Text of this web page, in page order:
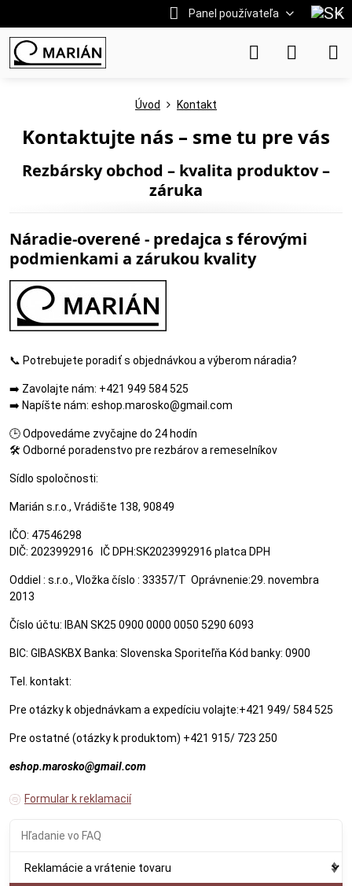
Panel používateľa
Úvod Kontakt
Kontaktujte nás – sme tu pre vás
Rezbársky obchod – kvalita produktov –
záruka
Náradie-overené - predajca s férovými
podmienkami a zárukou kvality
📞 Potrebujete poradiť s objednávkou a výberom náradia?
➡️ Zavolajte nám: +421 949 584 525
➡️ Napíšte nám: eshop.marosko@gmail.com
🕒 Odpovedáme zvyčajne do 24 hodín
🛠️ Odborné poradenstvo pre rezbárov a remeselníkov
Sídlo spoločnosti:
Marián s.r.o., Vrádište 138, 90849
IČO: 47546298
DIČ: 2023992916 IČ DPH:SK2023992916 platca DPH
Oddiel : s.r.o., Vložka číslo : 33357/T Oprávnenie:29. novembra
2013
Číslo účtu: IBAN SK25 0900 0000 0050 5290 6093
BIC: GIBASKBX Banka: Slovenska Sporiteľňa Kód banky: 0900
Tel. kontakt:
Pre otázky k objednávkam a expedíciu volajte:+421 949/ 584 525
Pre ostatné (otázky k produktom) +421 915/ 723 250
eshop.marosko@gmail.com
Formular k reklamacií